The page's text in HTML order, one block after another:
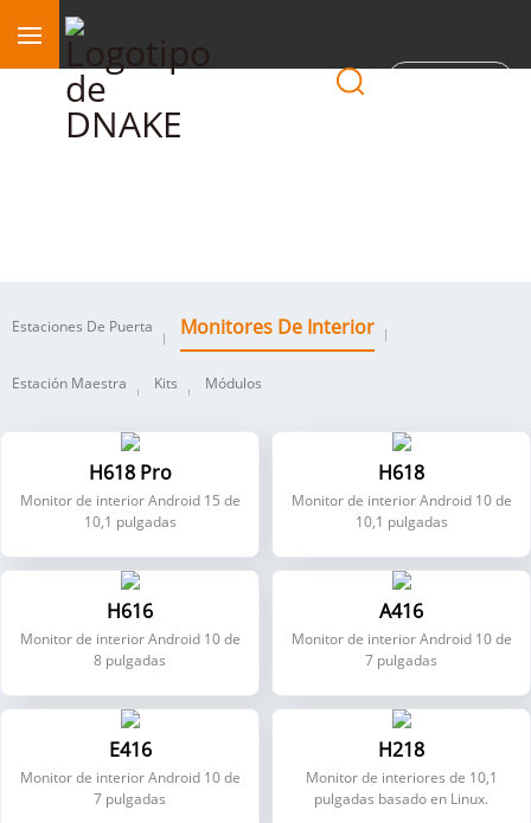
Estaciones De Puerta Monitores De Interior
Estación Maestra Kits Módulos
H618 Pro
Monitor de interior Android 15 de
10,1 pulgadas
H618
Monitor de interior Android 10 de
10,1 pulgadas
H616
Monitor de interior Android 10 de
8 pulgadas
A416
Monitor de interior Android 10 de
7 pulgadas
E416
Monitor de interior Android 10 de
7 pulgadas
H218
Monitor de interiores de 10,1
pulgadas basado en Linux.